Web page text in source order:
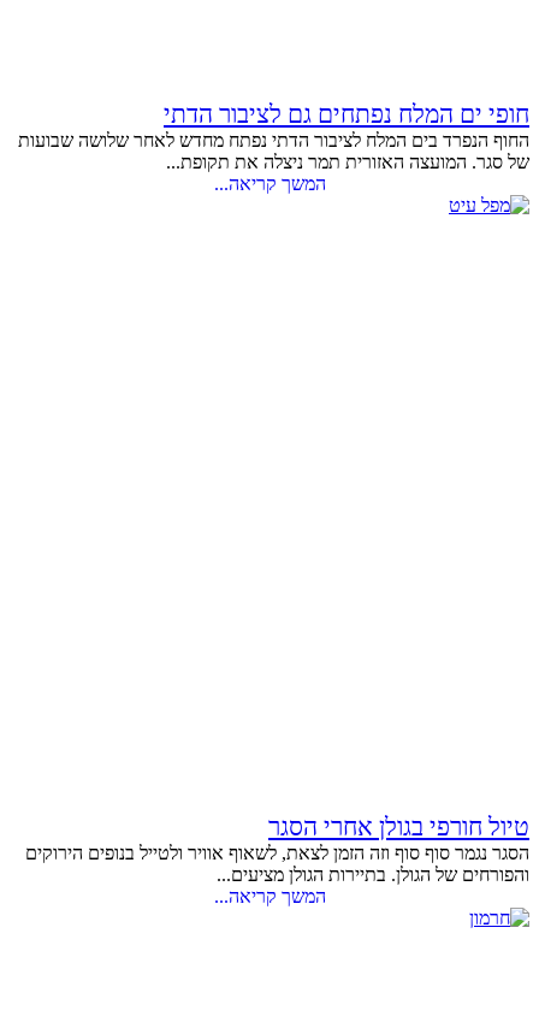
חופי ים המלח נפתחים גם לציבור הדתי
החוף הנפרד בים המלח לציבור הדתי נפתח מחדש לאחר שלושה שבועות
של סגר. המועצה האזורית תמר ניצלה את תקופת...
המשך קריאה...
טיול חורפי בגולן אחרי הסגר
הסגר נגמר סוף סוף וזה הזמן לצאת, לשאוף אוויר ולטייל בנופים הירוקים
והפורחים של הגולן. בתיירות הגולן מציעים...
המשך קריאה...